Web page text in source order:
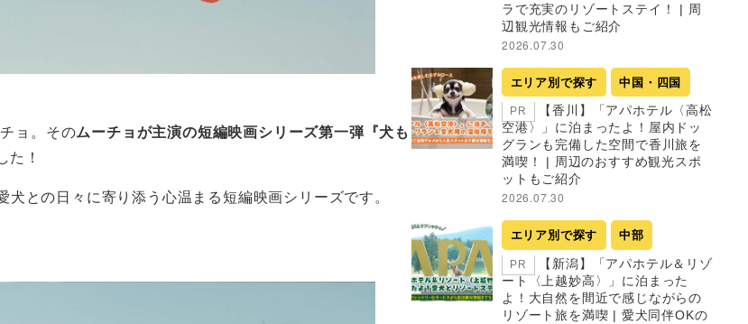
ョ。そのムーチョが主演の短編映画シリーズ第一弾『犬も
た！
犬との日々に寄り添う心温まる短編映画シリーズです。
ラで充実のリゾートステイ！ | 周
辺観光情報もご紹介
2026.07.30
エリア別で探す 中国・四国
PR
【香川】「アパホテル〈高松
空港〉」に泊まったよ！屋内ドッ
グランも完備した空間で香川旅を
満喫！ | 周辺のおすすめ観光スポ
ットもご紹介
2026.07.30
エリア別で探す 中部
PR
【新潟】「アパホテル＆リゾ
ート〈上越妙高〉」に泊まった
よ！大自然を間近で感じながらの
リゾート旅を満喫 | 愛犬同伴OKの